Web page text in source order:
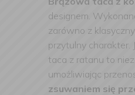
designem.
zarówno z
przytulny charakter.
taca z ratanu to
umożliwiając
zsuwaniem się